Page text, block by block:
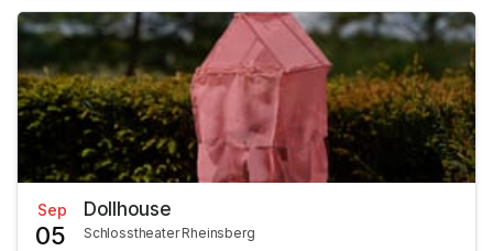
Sep
05
Dollhouse
Schlosstheater Rheinsberg